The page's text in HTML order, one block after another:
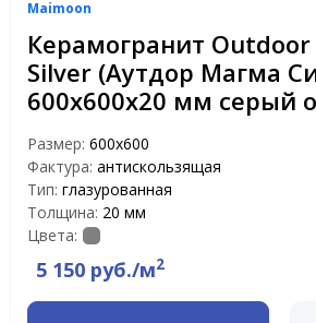
Maimoon
Керамогранит Outdoor
Silver (Аутдор Магма
600х600х20 мм серый
Размер: 600х600
Фактура: антискользящая
Тип: глазурованная
Толщина: 20 мм
Цвета:
5 150 руб./м2